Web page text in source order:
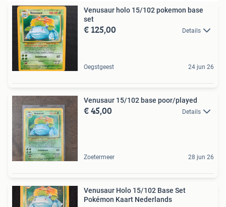
Venusaur holo 15/102 pokemon base
set
€ 125,00 Details
Oegstgeest 24 jun 26
Venusaur 15/102 base poor/played
€ 45,00 Details
Zoetermeer 28 jun 26
Venusaur Holo 15/102 Base Set
Pokémon Kaart Nederlands